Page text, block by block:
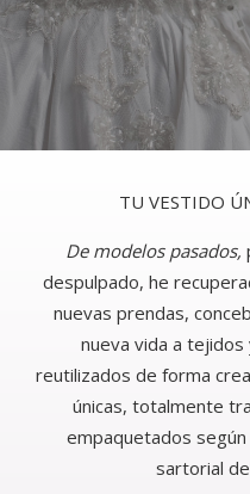
TU VESTIDO
De modelos pasados,
despulpado, he
nuevas prendas,
nueva vida a tejidos
reutilizados de forma
únicas, totalmente
empaquetados
sartorial